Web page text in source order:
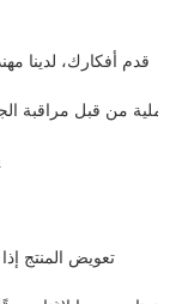
---قدم أفكارك،
5 تعويض المنتج